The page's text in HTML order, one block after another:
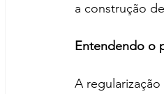
a construção
Entendendo o
A